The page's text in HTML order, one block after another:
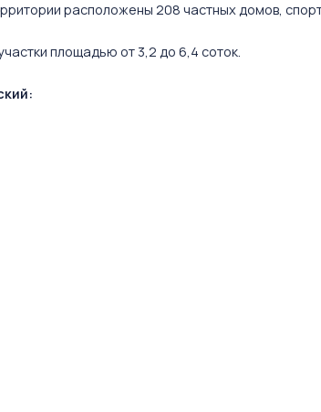
расположены 208 частных домов,
площадью от 3,2 до 6,4 соток.